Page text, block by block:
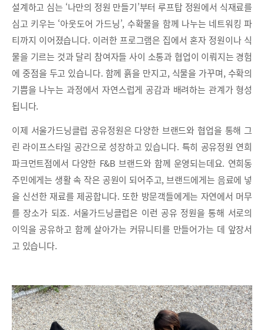
설계하고 심는 ‘나만의 정원 만들기’부터 루프탑 정원에서 식재료를
심고 키우는 ‘아웃도어 가드닝’, 수확물을 함께 나누는 네트워킹 파
티까지 이어졌습니다. 이러한 프로그램은 집에서 혼자 정원이나 식
물을 기르는 것과 달리 참여자들 사이 소통과 협업이 이뤄지는 경험
에 중점을 두고 있습니다. 함께 흙을 만지고, 식물을 가꾸며, 수확의
기쁨을 나누는 과정에서 자연스럽게 공감과 배려하는 관계가 형성
됩니다.
이제 서울가드닝클럽 공유정원은 다양한 브랜드와 협업을 통해 그
린 라이프스타일 공간으로 성장하고 있습니다. 특히 공유정원 연희
파크먼트점에서 다양한 F&B 브랜드와 함께 운영되는데요. 연희동
주민에게는 생활 속 작은 공원이 되어주고, 브랜드에게는 음료에 넣
을 신선한 재료를 제공합니다. 또한 방문객들에게는 자연에서 머무
를 장소가 되죠. 서울가드닝클럽은 이런 공유 정원을 통해 서로의
이익을 공유하고 함께 살아가는 커뮤니티를 만들어가는 데 앞장서
고 있습니다.